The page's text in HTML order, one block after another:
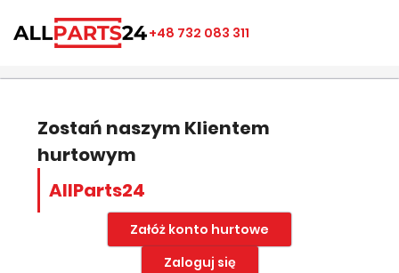
+48 732 083 311
Zostań naszym Klientem
hurtowym
AllParts24
Załóż konto hurtowe
Zaloguj się
((modalTitle))
((cancelText))
Utwórz listę ulubionych
Anuluj Zapisz
Zaloguj się
liście życzeń.
Anuluj Zaloguj się